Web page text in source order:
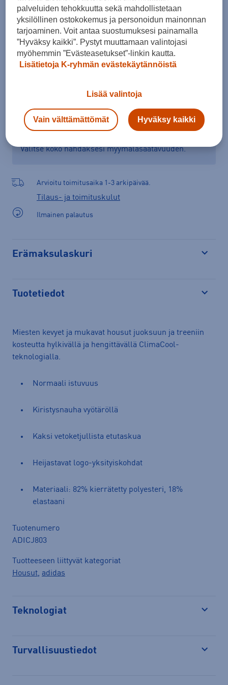
Kokotaulukko
Lisää ostoskoriin
Tarkista saatavuus ja tilaa myymälästä
Verkkokauppa: SaatavillaMyymälät: Saatavilla
Valitse koko nähdäksesi myymäläsaatavuuden.
Arvioitu toimitusaika 1-3 arkipäivää.
Tilaus- ja toimituskulut
Ilmainen palautus
Erämaksulaskuri
Tuotetiedot
Miesten kevyet ja mukavat housut juoksuun ja treeniin
kosteutta hylkivällä ja hengittävällä ClimaCool-
teknologialla.
Normaali istuvuus
Kiristysnauha vyötäröllä
Kaksi vetoketjullista etutaskua
Heijastavat logo-yksityiskohdat
Materiaali: 82% kierrätetty polyesteri, 18%
elastaani
Tuotenumero
ADICJ803
Tuotteeseen liittyvät kategoriat
Housut, adidas
Teknologiat
Turvallisuustiedot
palveluiden tehokkuutta sekä mahdollistetaan
yksilöllinen ostokokemus ja personoidun mainonnan
tarjoaminen. Voit antaa suostumuksesi painamalla
”Hyväksy kaikki”. Pystyt muuttamaan valintojasi
myöhemmin ”Evästeasetukset”-linkin kautta.
Lisätietoja K-ryhmän evästekäytännöistä
Lisää valintoja
Vain välttämättömät Hyväksy kaikki